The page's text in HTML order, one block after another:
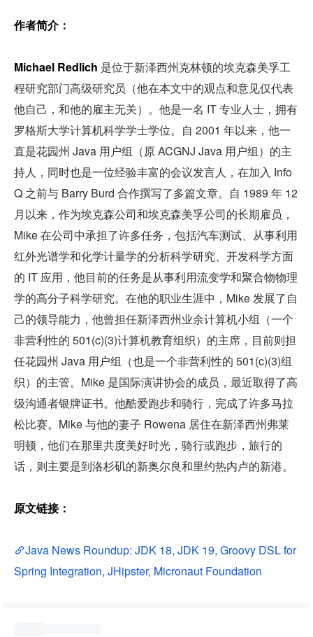
作者简介：
Michael Redlich 是位于新泽西州克林顿的埃克森美孚工
程研究部门高级研究员（他在本文中的观点和意见仅代表
他自己，和他的雇主无关）。他是一名 IT 专业人士，拥有
罗格斯大学计算机科学学士学位。自 2001 年以来，他一
直是花园州 Java 用户组（原 ACGNJ Java 用户组）的主
持人，同时也是一位经验丰富的会议发言人，在加入 Info
Q 之前与 Barry Burd 合作撰写了多篇文章。自 1989 年 12
月以来，作为埃克森公司和埃克森美孚公司的长期雇员，
Mike 在公司中承担了许多任务，包括汽车测试、从事利用
红外光谱学和化学计量学的分析科学研究、开发科学方面
的 IT 应用，他目前的任务是从事利用流变学和聚合物物理
学的高分子科学研究。在他的职业生涯中，Mike 发展了自
己的领导能力，他曾担任新泽西州业余计算机小组（一个
非营利性的 501(c)(3)计算机教育组织）的主席，目前则担
任花园州 Java 用户组（也是一个非营利性的 501(c)(3)组
织）的主管。Mike 是国际演讲协会的成员，最近取得了高
级沟通者银牌证书。他酷爱跑步和骑行，完成了许多马拉
松比赛。Mike 与他的妻子 Rowena 居住在新泽西州弗莱
明顿，他们在那里共度美好时光，骑行或跑步，旅行的
话，则主要是到洛杉矶的新奥尔良和里约热内卢的新港。
原文链接：
Java News Roundup: JDK 18, JDK 19, Groovy DSL for
Spring Integration, JHipster, Micronaut Foundation